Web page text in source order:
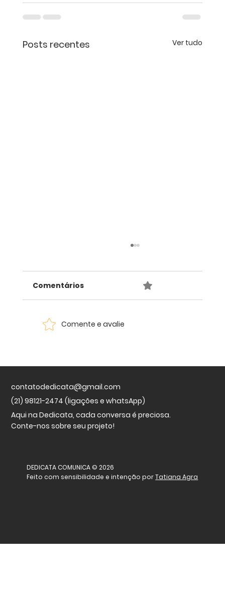
Posts recentes Ver tudo
Carnaval Carioca
Com apresentação de Ivan Proença, livro
retrata os personagens que fazem o
Janeiro e homenageia o pesquisador Luís
Comentários
Comente e avalie
(21) 98121-2474 (ligações e whatsApp)
contatodedicata@gmail.com
Aqui na Dedicata, cada conversa é preciosa.
Conte-nos sobre seu projeto!
DEDICATA COMUNICA © 2026
Feito com sensibilidade e intenção porTatiana Agra